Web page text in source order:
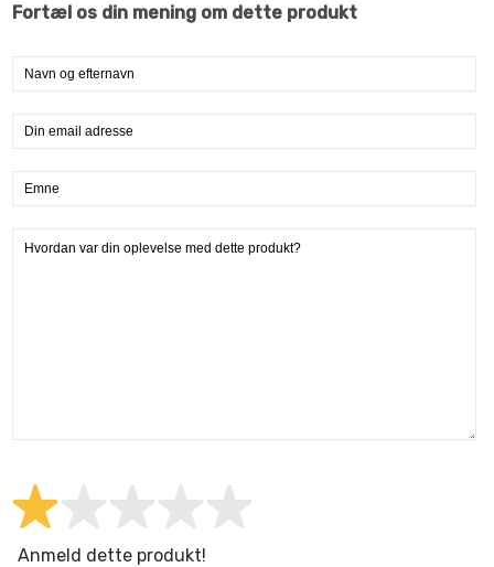
Fortæl os din mening om dette produkt
Anmeld dette produkt!